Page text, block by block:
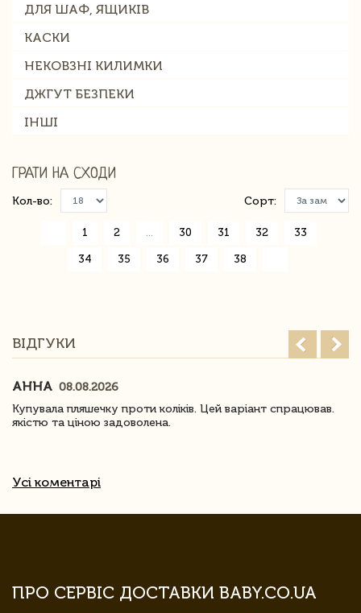
ДЛЯ ШАФ, ЯЩИКІВ
КАСКИ
НЕКОВЗНІ КИЛИМКИ
ДЖГУТ БЕЗПЕКИ
ІНШІ
ГРАТИ НА СХОДИ
Кол-во: Сорт:
1 2 30 31 32 33
34 35 36 37 38
ВІДГУКИ
АННА 08.08.2026
Купувала пляшечку проти коліків. Цей варіант спрацював.
якістю та ціною задоволена.
Усі коментарі
ПРО СЕРВІС ДОСТАВКИ BABY.CO.UA